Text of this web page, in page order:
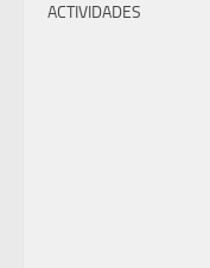
ACTIVIDADES